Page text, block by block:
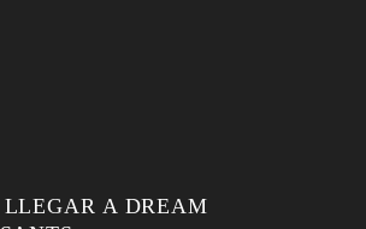
A DREAM